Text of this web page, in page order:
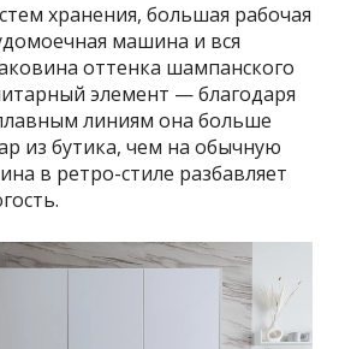
хранения, большая рабочая
машина и вся
оттенка шампанского
элемент — благодаря
линиям она больше
из бутика, чем на обычную
в ретро-стиле разбавляет